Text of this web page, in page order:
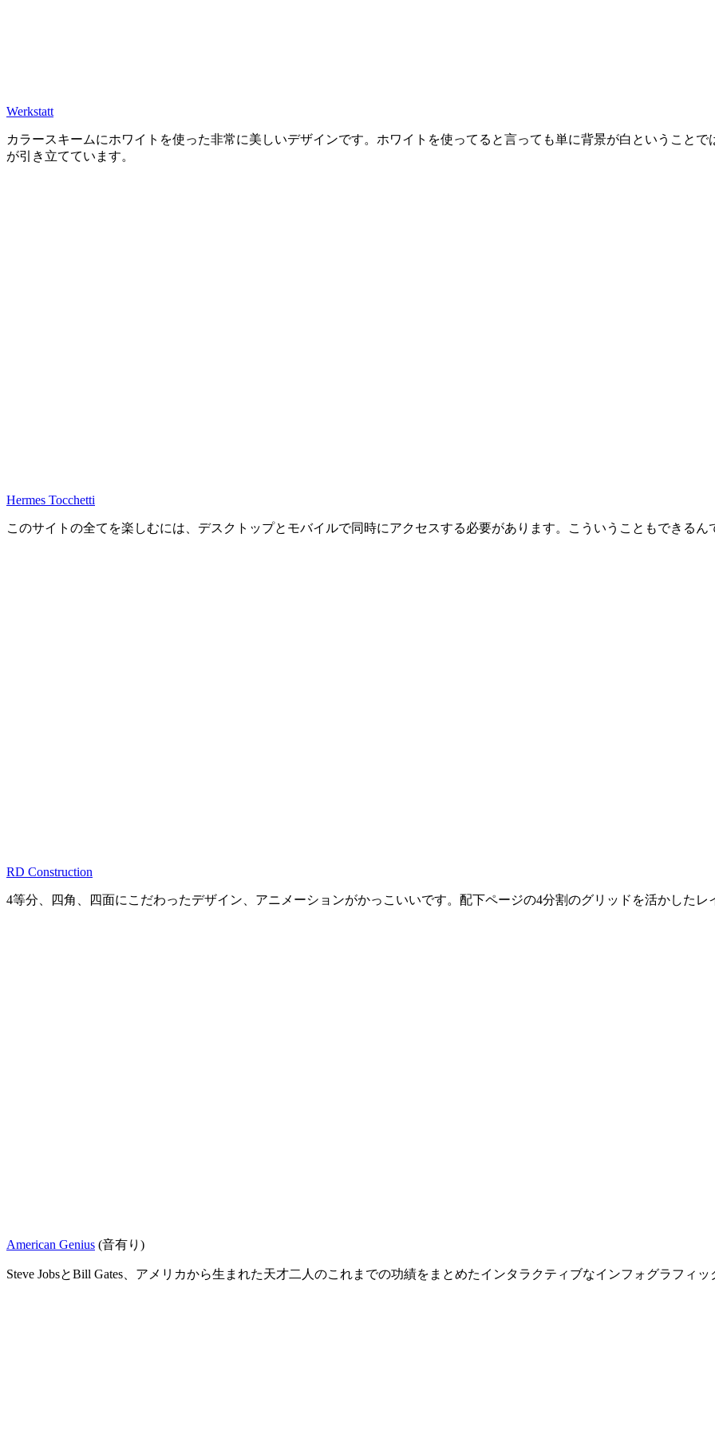
Werkstatt
カラースキームにホワイトを使った非常に美しいデザインです。ホワイトを使ってると言っても単に背景が白ということ
が引き立てています。
Hermes Tocchetti
このサイトの全てを楽しむには、デスクトップとモバイルで同時にアクセスする必要があります。こういうこともできるん
RD Construction
4等分、四角、四面にこだわったデザイン、アニメーションがかっこいいです。配下ページの4分割のグリッドを活かしたレ
American Genius (音有り)
Steve JobsとBill Gates、アメリカから生まれた天才二人のこれまでの功績をまとめたインタラクティブなインフォグラフィッ